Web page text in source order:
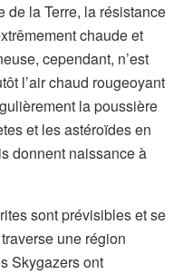
de la Terre, la résistance
chaude et
cependant, n’est
l’air chaud rougeoyant
la poussière
et les astéroïdes en
donnent naissance à
sont prévisibles et se
une région
Skygazers ont